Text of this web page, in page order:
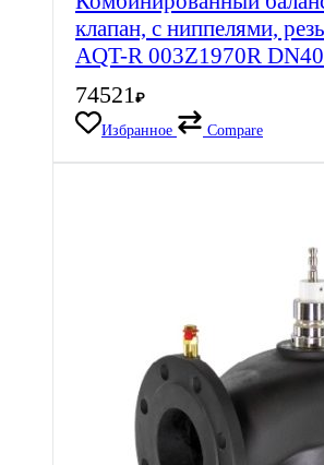
клапан, с ниппелями,
AQT-R 003Z1970R DN40
74521₽
Избранное
Compare